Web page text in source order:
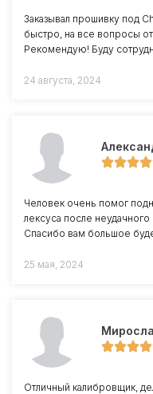
Заказывал прошивку под
быстро, на все вопросы
Рекомендую! Буду
24 августа, 2024
Человек очень помог
лексуса после
Спасибо вам большое
25 мая, 2024
Отличный калибровщик,